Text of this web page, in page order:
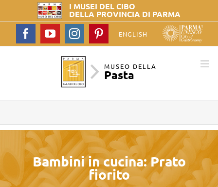
I MUSEI DELCIBO
DELLA PROVINCIA DI PARMA
ENGLISH
FacebookYouTubeInstagramPinterest
MUSEO DELLA
Pasta
Bambini in cucina: Prato
fiorito